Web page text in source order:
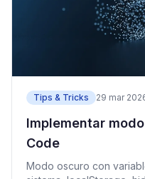
Tips & Tricks 29 mar
Implementar
Code
Modo oscuro con